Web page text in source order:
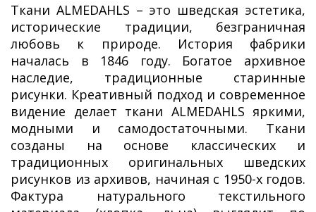
Ткани ALMEDAHLS – это шведская эстетика,
исторические традиции, безграничная
любовь к природе. История фабрики
началась в 1846 году. Богатое архивное
наследие, традиционные старинные
рисунки. Креативный подход и современное
видение делает ткани ALMEDAHLS яркими,
модными и самодостаточными. Ткани
созданы на основе классических и
традиционных оригинальных шведских
рисунков из архивов, начиная с 1950-х годов.
Фактура натурального текстильного